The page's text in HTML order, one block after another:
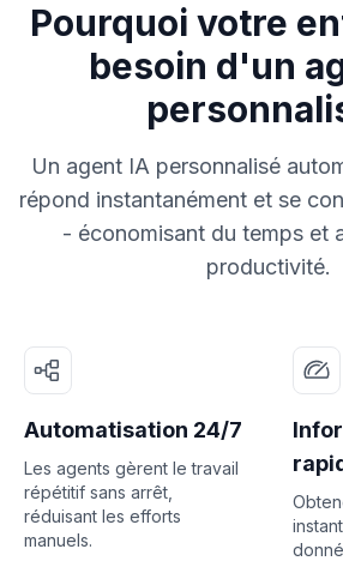
Pourquoi votre
besoin d'un
Un agent IA personnalisé
répond instantanément et se
- économisant du temps et
productivité.
Automatisation 24/7
Les agents gèrent le travail
répétitif sans arrêt,
réduisant les efforts
manuels.